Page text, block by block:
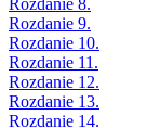
Rozdanie 8.
Rozdanie 9.
Rozdanie 10.
Rozdanie 11.
Rozdanie 12.
Rozdanie 13.
Rozdanie 14.